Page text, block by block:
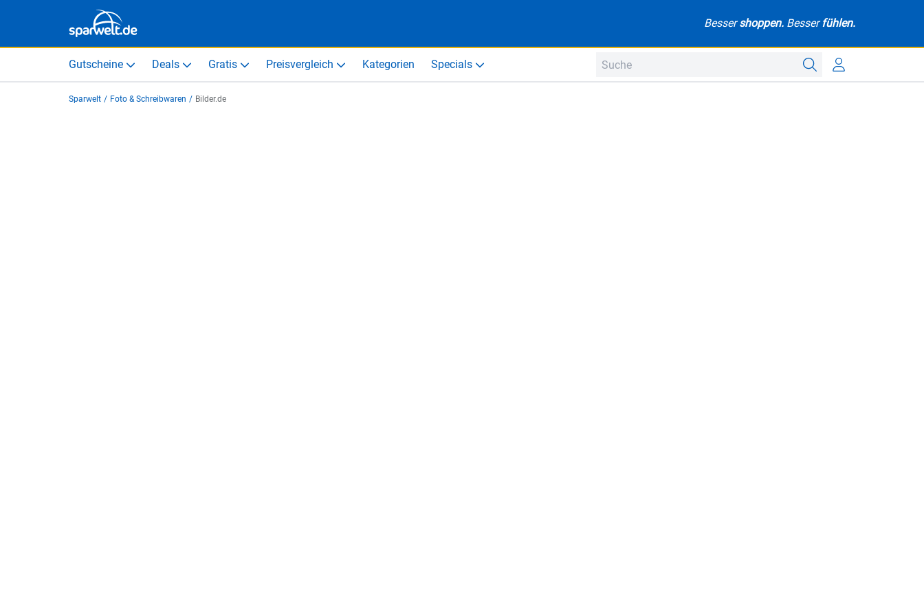
Bessershoppen. Besserfühlen.
Gutscheine Deals Gratis Preisvergleich Kategorien Specials
Sparwelt / Foto & Schreibwaren / Bilder.de